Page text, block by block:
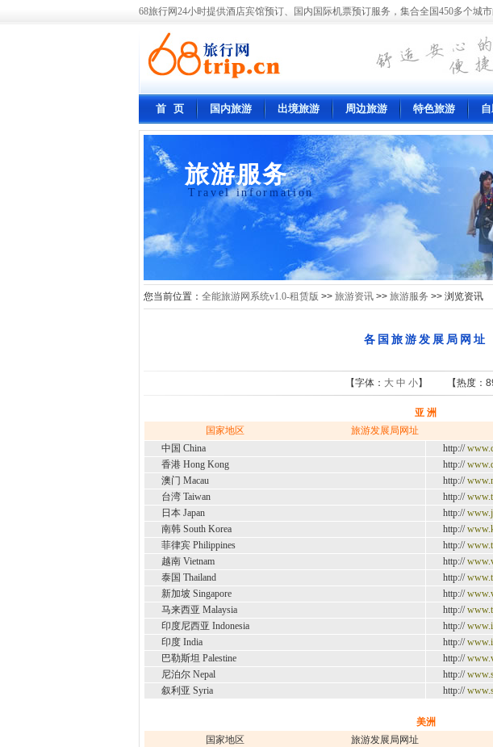
68旅行网24小时提供酒店宾馆预订、国内国际机票预订服务，集合全国450多个城
首 页 国内旅游 出境旅游 周边旅游 特色旅游
旅游服务
Travel information
您当前位置： 全能旅游网系统v1.0-租赁版 >> 旅游资讯 >> 旅游服务 >> 浏览资讯
各国旅游发展局网址
【字体： 大 中 小】 【热度：
亚 洲
国家地区
旅游发展局网址
中国 China
http://
香港 Hong Kong
http://
澳门 Macau
http://
台湾 Taiwan
http://
日本 Japan
http://
南韩 South Korea
http://
菲律宾 Philippines
http://
越南 Vietnam
http://
泰国 Thailand
http://
新加坡 Singapore
http://
马来西亚 Malaysia
http://
印度尼西亚 Indonesia
http://
印度 India
http://
巴勒斯坦 Palestine
http://
尼泊尔 Nepal
http://
叙利亚 Syria
http://
美洲
国家地区
旅游发展局网址